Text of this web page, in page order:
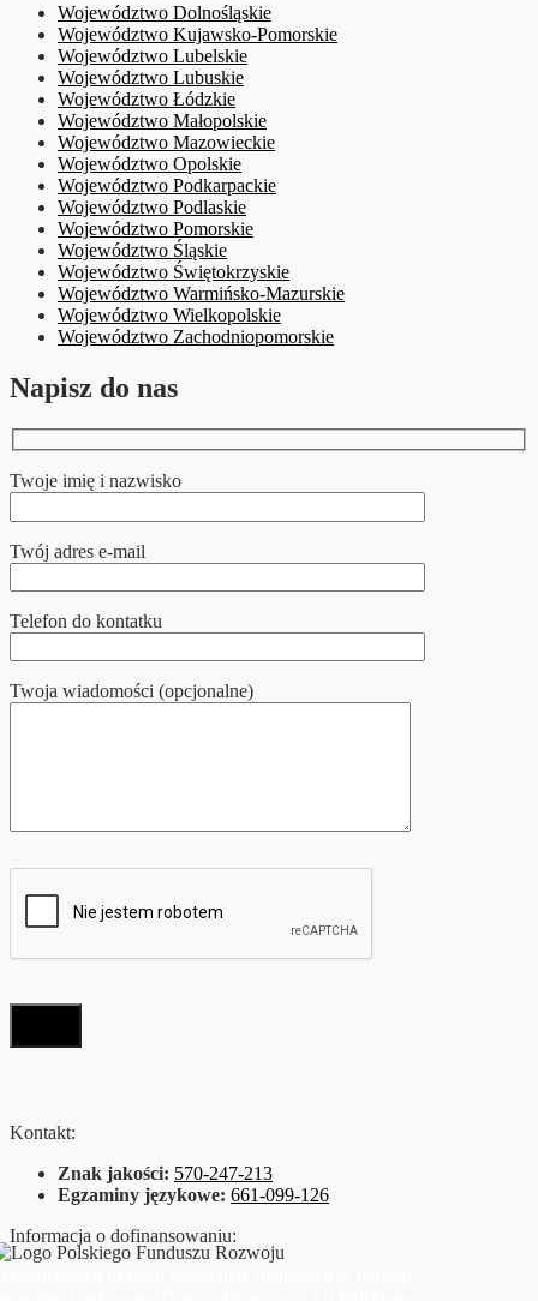
Województwo Dolnośląskie
Województwo Kujawsko-Pomorskie
Województwo Lubelskie
Województwo Lubuskie
Województwo Łódzkie
Województwo Małopolskie
Województwo Mazowieckie
Województwo Opolskie
Województwo Podkarpackie
Województwo Podlaskie
Województwo Pomorskie
Województwo Śląskie
Województwo Świętokrzyskie
Województwo Warmińsko-Mazurskie
Województwo Wielkopolskie
Województwo Zachodniopomorskie
Napisz do nas
Twoje imię i nazwisko
Twój adres e-mail
Telefon do kontatku
Twoja wiadomości (opcjonalne)
Kontakt:
Znak jakości: 570-247-213
Egzaminy językowe: 661-099-126
Informacja o dofinansowaniu: